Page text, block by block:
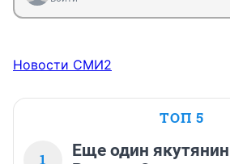
Новости СМИ2
ТОП 5
1
Еще один